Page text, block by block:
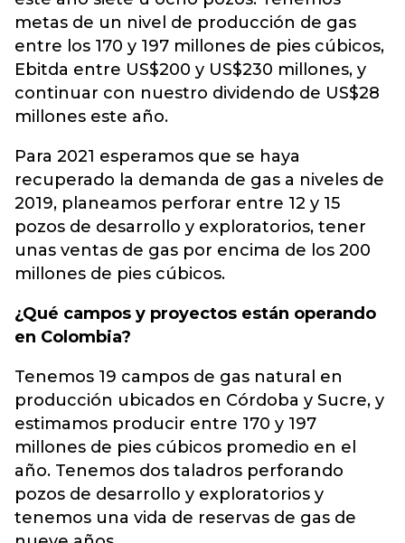
metas de un nivel de producción de gas
entre los 170 y 197 millones de pies cúbicos,
Ebitda entre US$200 y US$230 millones, y
continuar con nuestro dividendo de US$28
millones este año.
Para 2021 esperamos que se haya
recuperado la demanda de gas a niveles de
2019, planeamos perforar entre 12 y 15
pozos de desarrollo y exploratorios, tener
unas ventas de gas por encima de los 200
millones de pies cúbicos.
¿Qué campos y proyectos están operando
en Colombia?
Tenemos 19 campos de gas natural en
producción ubicados en Córdoba y Sucre, y
estimamos producir entre 170 y 197
millones de pies cúbicos promedio en el
año. Tenemos dos taladros perforando
pozos de desarrollo y exploratorios y
tenemos una vida de reservas de gas de